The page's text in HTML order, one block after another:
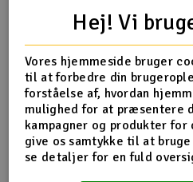
Scooter & elkøretøj
Slot racing
Smarthjem, leg og
Solenergi
Værktøj, udstyr og
Produkt
85402 Baglænsarm sæt
Flere detaljer
Hej! Vi
Vores hjemmeside bruger
til at forbedre din
forståelse af, hvordan
mulighed for at præsentere
kampagner og produkter
give os samtykke til at
se detaljer for en fuld